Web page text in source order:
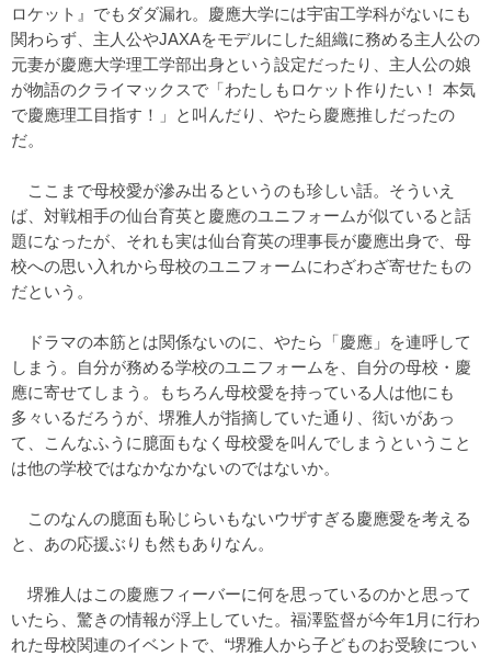
ロケット』でもダダ漏れ。慶應大学には宇宙工学科がないにも
関わらず、主人公やJAXAをモデルにした組織に務める主人公の
元妻が慶應大学理工学部出身という設定だったり、主人公の娘
が物語のクライマックスで「わたしもロケット作りたい！ 本気
で慶應理工目指す！」と叫んだり、やたら慶應推しだったの
だ。
ここまで母校愛が滲み出るというのも珍しい話。そういえ
ば、対戦相手の仙台育英と慶應のユニフォームが似ていると話
題になったが、それも実は仙台育英の理事長が慶應出身で、母
校への思い入れから母校のユニフォームにわざわざ寄せたもの
だという。
ドラマの本筋とは関係ないのに、やたら「慶應」を連呼して
しまう。自分が務める学校のユニフォームを、自分の母校・慶
應に寄せてしまう。もちろん母校愛を持っている人は他にも
多々いるだろうが、堺雅人が指摘していた通り、衒いがあっ
て、こんなふうに臆面もなく母校愛を叫んでしまうということ
は他の学校ではなかなかないのではないか。
このなんの臆面も恥じらいもないウザすぎる慶應愛を考える
と、あの応援ぶりも然もありなん。
堺雅人はこの慶應フィーバーに何を思っているのかと思って
いたら、驚きの情報が浮上していた。福澤監督が今年1月に行わ
れた母校関連のイベントで、“堺雅人から子どものお受験につい